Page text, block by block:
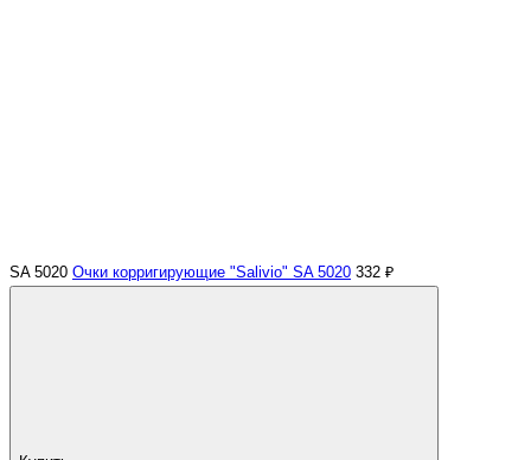
SA 5020 Очки корригирующие "Salivio" SA 5020 332 ₽